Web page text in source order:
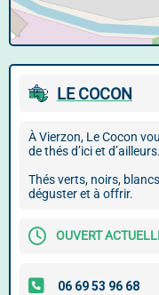
LE COCON
À Vierzon, Le Cocon
de thés d’ici et d’ailleurs.
Thés verts, noirs,
déguster et à offrir.
OUVERT